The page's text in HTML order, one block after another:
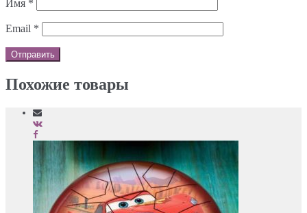
Имя *
Email *
Похожие товары